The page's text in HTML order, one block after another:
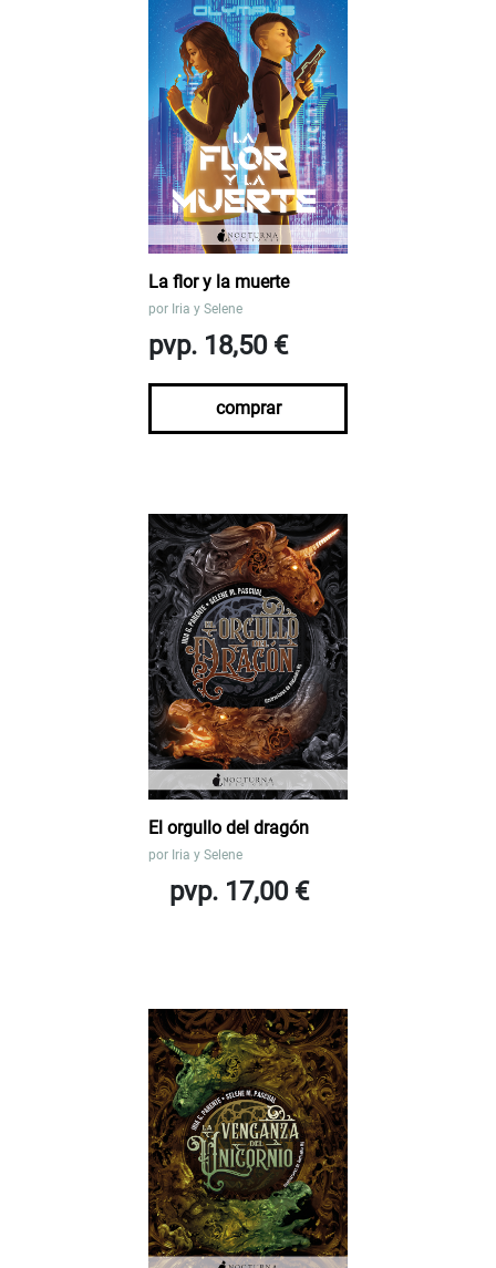
La flor y la muerte
por Iria y Selene
pvp. 18,50 €
comprar
El orgullo del dragón
por Iria y Selene
pvp. 17,00 €